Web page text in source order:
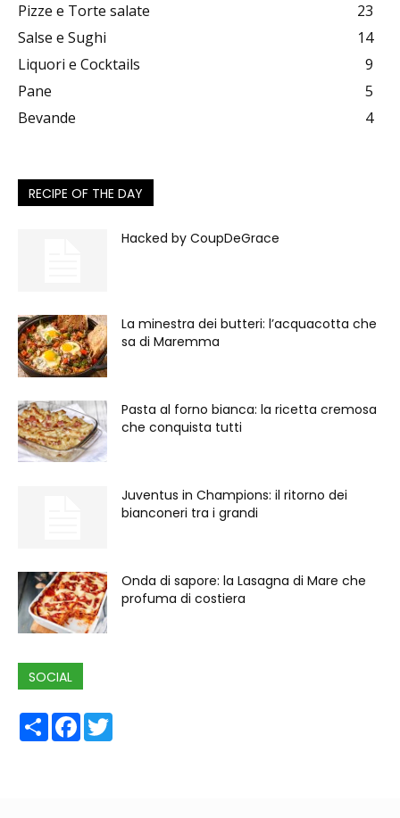
Pizze e Torte salate
23
Salse e Sughi
14
Liquori e Cocktails
9
Pane
5
Bevande
4
RECIPE OF THE DAY
Hacked by CoupDeGrace
La minestra dei butteri: l’acquacotta che
sa di Maremma
Pasta al forno bianca: la ricetta cremosa
che conquista tutti
Juventus in Champions: il ritorno dei
bianconeri tra i grandi
Onda di sapore: la Lasagna di Mare che
profuma di costiera
SOCIAL
ShareFacebook